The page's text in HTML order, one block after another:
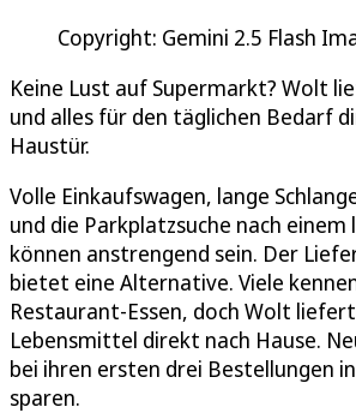
Copyright: Gemini 2.5 Flash
Keine Lust auf Supermarkt? Wolt
und alles für den täglichen Bedarf
Haustür.
Volle Einkaufswagen, lange
und die Parkplatzsuche nach
können anstrengend sein. Der
bietet eine Alternative. Viele
Restaurant-Essen, doch Wolt
Lebensmittel direkt nach Hause.
bei ihren ersten drei Bestellungen
sparen.